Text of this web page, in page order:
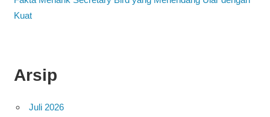
Kuat
Arsip
Juli 2026